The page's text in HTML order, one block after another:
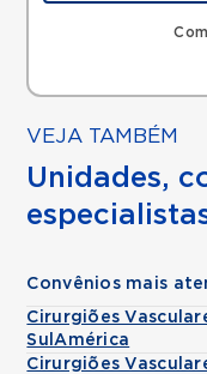
Rua Engenheiro
Paulo, SP,
VEJA TAMBÉM
Unidades,
Convênios mais
Cirurgiões
SulAmérica
Cirurgiões